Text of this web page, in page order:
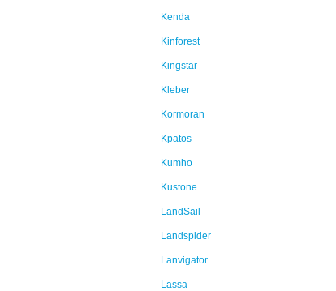
Kenda
Kinforest
Kingstar
Kleber
Kormoran
Kpatos
Kumho
Kustone
LandSail
Landspider
Lanvigator
Lassa